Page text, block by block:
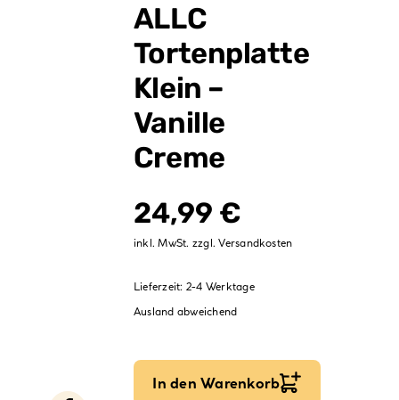
PartydekorationALLC
Tortenplatte
Klein –
Vanille
Creme
24,99 €
inkl. MwSt. zzgl.Versandkosten
Lieferzeit: 2-4 Werktage
Ausland abweichend
In den Warenkorb